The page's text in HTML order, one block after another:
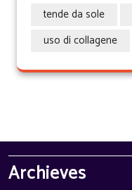
tende da sole
uso di collagene
Archieves